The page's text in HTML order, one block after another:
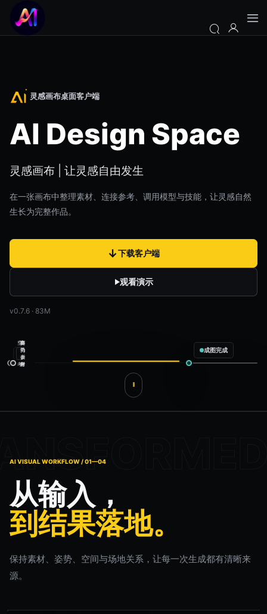
灵感画布桌面客户端
AI Design Space
灵感画布 | 让灵感自由发生
在一张画布中整理素材、连接参考、调用模型与技能，让灵感自然
生长为完整作品。
↓下载客户端
观看演示
v0.7.6 · 83M
空
间
参
考
商
品
素
材
姿
势
参
考
模特 姿势参考
gpt-image-2
成图完成
AI VISUAL WORKFLOW / 01—04
从输入，
到结果落地。
保持素材、姿势、空间与场地关系，让每一次生成都有清晰来
源。